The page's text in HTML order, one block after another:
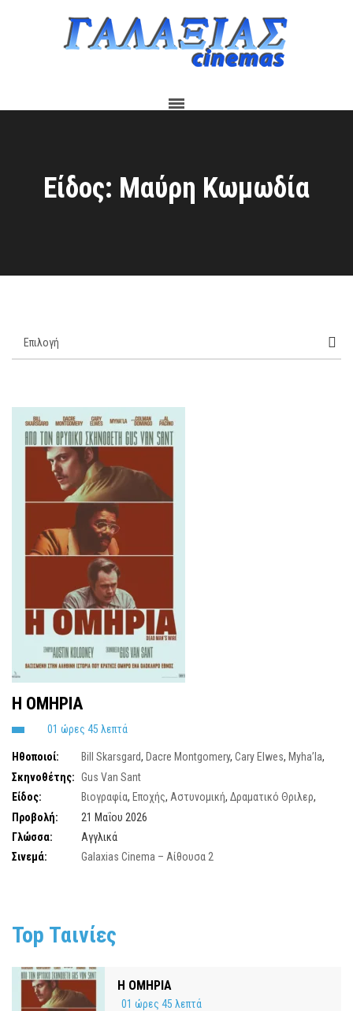
Είδος: Μαύρη Κωμωδία
Η ΟΜΗΡΙΑ
01 ώρες 45 λεπτά
Ηθοποιοί: Bill Skarsgard, Dacre Montgomery, Cary Elwes, Myha’la,
Colman Domingo,Al Pacino
Σκηνοθέτης: Gus Van Sant
Είδος:
Βιογραφία, Εποχής, Αστυνομική, Δραματικό Θριλερ,
Μαύρη Κωμωδία, Ιστορική
Προβολή:
21 Μαΐου 2026
Γλώσσα:
Αγγλικά
Σινεμά:
Galaxias Cinema – Αίθουσα 2
Top Ταινίες
Η ΟΜΗΡΙΑ
01 ώρες 45 λεπτά